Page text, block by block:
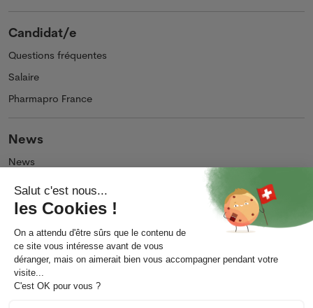
Candidat/e
Questions fréquentes
Salaire
Pharmapro France
News
News
Podcasts et Vidéos
Qui sommes-nous ?
Impressum
Contact